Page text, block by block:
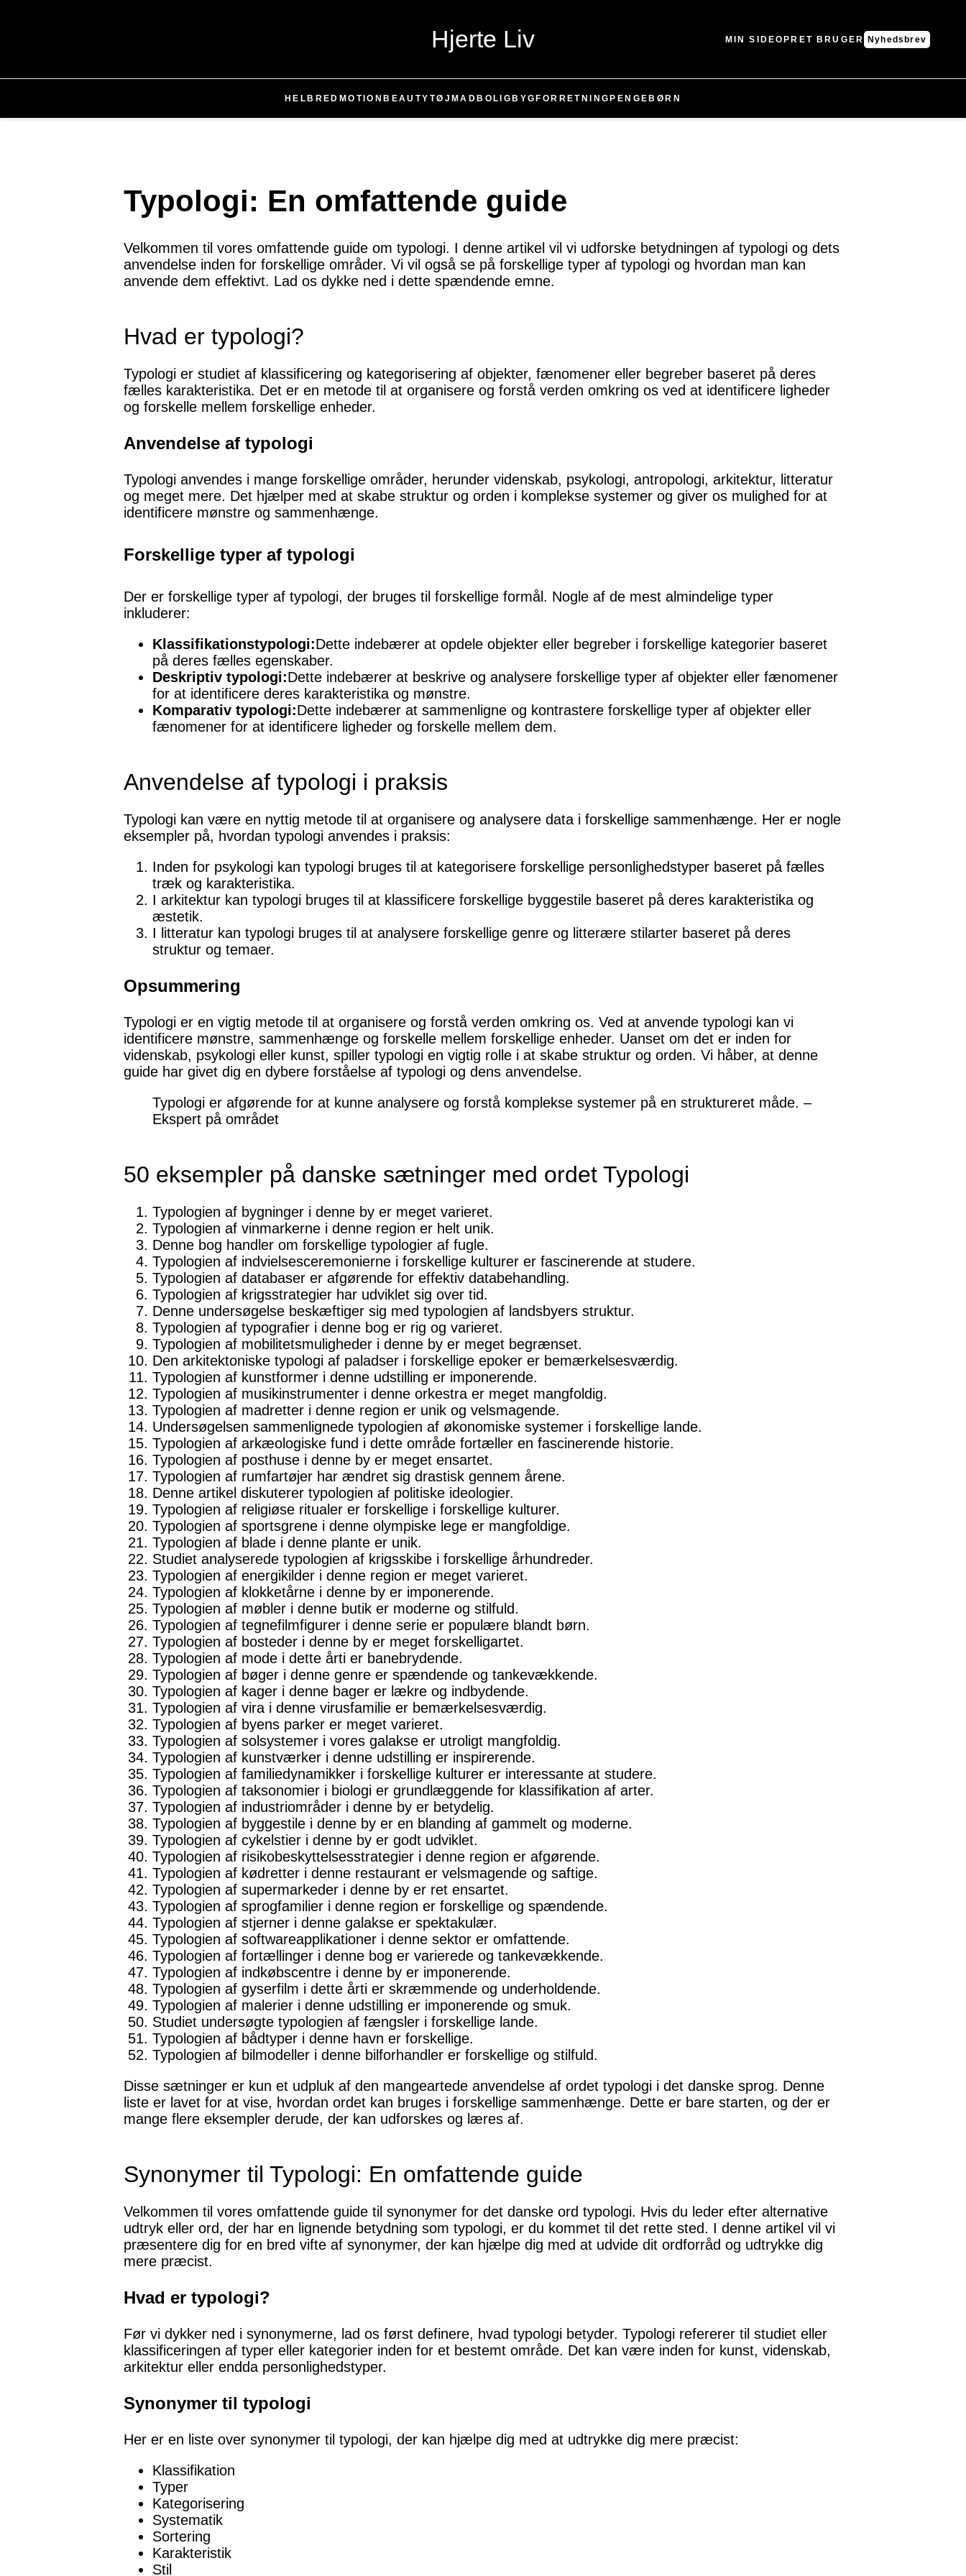
Hjerte Liv MIN SIDEOPRET BRUGER Nyhedsbrev
HELBRED MOTION BEAUTY TØJ MAD BOLIG BYG FORRETNING PENGE BØRN
Typologi: En omfattende guide
Velkommen til vores omfattende guide om typologi. I denne artikel vil vi udforske betydningen af typologi og dets
anvendelse inden for forskellige områder. Vi vil også se på forskellige typer af typologi og hvordan man kan
anvende dem effektivt. Lad os dykke ned i dette spændende emne.
Hvad er typologi?
Typologi er studiet af klassificering og kategorisering af objekter, fænomener eller begreber baseret på deres
fælles karakteristika. Det er en metode til at organisere og forstå verden omkring os ved at identificere ligheder
og forskelle mellem forskellige enheder.
Anvendelse af typologi
Typologi anvendes i mange forskellige områder, herunder videnskab, psykologi, antropologi, arkitektur, litteratur
og meget mere. Det hjælper med at skabe struktur og orden i komplekse systemer og giver os mulighed for at
identificere mønstre og sammenhænge.
Forskellige typer af typologi
Der er forskellige typer af typologi, der bruges til forskellige formål. Nogle af de mest almindelige typer
inkluderer:
Klassifikationstypologi:Dette indebærer at opdele objekter eller begreber i forskellige kategorier baseret
på deres fælles egenskaber.
Deskriptiv typologi:Dette indebærer at beskrive og analysere forskellige typer af objekter eller fænomener
for at identificere deres karakteristika og mønstre.
Komparativ typologi:Dette indebærer at sammenligne og kontrastere forskellige typer af objekter eller
fænomener for at identificere ligheder og forskelle mellem dem.
Anvendelse af typologi i praksis
Typologi kan være en nyttig metode til at organisere og analysere data i forskellige sammenhænge. Her er nogle
eksempler på, hvordan typologi anvendes i praksis:
Inden for psykologi kan typologi bruges til at kategorisere forskellige personlighedstyper baseret på fælles
træk og karakteristika.
I arkitektur kan typologi bruges til at klassificere forskellige byggestile baseret på deres karakteristika og
æstetik.
I litteratur kan typologi bruges til at analysere forskellige genre og litterære stilarter baseret på deres
struktur og temaer.
Opsummering
Typologi er en vigtig metode til at organisere og forstå verden omkring os. Ved at anvende typologi kan vi
identificere mønstre, sammenhænge og forskelle mellem forskellige enheder. Uanset om det er inden for
videnskab, psykologi eller kunst, spiller typologi en vigtig rolle i at skabe struktur og orden. Vi håber, at denne
guide har givet dig en dybere forståelse af typologi og dens anvendelse.
Typologi er afgørende for at kunne analysere og forstå komplekse systemer på en struktureret måde. –
Ekspert på området
50 eksempler på danske sætninger med ordet Typologi
Typologien af ​​bygninger i denne by er meget varieret.
Typologien af ​​vinmarkerne i denne region er helt unik.
Denne bog handler om forskellige typologier af fugle.
Typologien af ​​indvielsesceremonierne i forskellige kulturer er fascinerende at studere.
Typologien af ​​databaser er afgørende for effektiv databehandling.
Typologien af ​​krigsstrategier har udviklet sig over tid.
Denne undersøgelse beskæftiger sig med typologien af ​​landsbyers struktur.
Typologien af ​​typografier i denne bog er rig og varieret.
Typologien af ​​mobilitetsmuligheder i denne by er meget begrænset.
Den arkitektoniske typologi af paladser i forskellige epoker er bemærkelsesværdig.
Typologien af ​​kunstformer i denne udstilling er imponerende.
Typologien af ​​musikinstrumenter i denne orkestra er meget mangfoldig.
Typologien af ​​madretter i denne region er unik og velsmagende.
Undersøgelsen sammenlignede typologien af ​​økonomiske systemer i forskellige lande.
Typologien af ​​arkæologiske fund i dette område fortæller en fascinerende historie.
Typologien af ​​posthuse i denne by er meget ensartet.
Typologien af ​​rumfartøjer har ændret sig drastisk gennem årene.
Denne artikel diskuterer typologien af ​​politiske ideologier.
Typologien af ​​religiøse ritualer er forskellige i forskellige kulturer.
Typologien af ​​sportsgrene i denne olympiske lege er mangfoldige.
Typologien af ​​blade i denne plante er unik.
Studiet analyserede typologien af ​​krigsskibe i forskellige århundreder.
Typologien af ​​energikilder i denne region er meget varieret.
Typologien af ​​klokketårne i denne by er imponerende.
Typologien af ​​møbler i denne butik er moderne og stilfuld.
Typologien af ​​tegnefilmfigurer i denne serie er populære blandt børn.
Typologien af ​​bosteder i denne by er meget forskelligartet.
Typologien af ​​mode i dette årti er banebrydende.
Typologien af ​​bøger i denne genre er spændende og tankevækkende.
Typologien af ​​kager i denne bager er lækre og indbydende.
Typologien af ​​vira i denne virusfamilie er bemærkelsesværdig.
Typologien af ​​byens parker er meget varieret.
Typologien af solsystemer i vores galakse er utroligt mangfoldig.
Typologien af ​​kunstværker i denne udstilling er inspirerende.
Typologien af ​​familiedynamikker i forskellige kulturer er interessante at studere.
Typologien af ​​taksonomier i biologi er grundlæggende for klassifikation af arter.
Typologien af ​​industriområder i denne by er betydelig.
Typologien af ​​byggestile i denne by er en blanding af gammelt og moderne.
Typologien af ​​cykelstier i denne by er godt udviklet.
Typologien af ​​risikobeskyttelsesstrategier i denne region er afgørende.
Typologien af ​​kødretter i denne restaurant er velsmagende og saftige.
Typologien af ​​supermarkeder i denne by er ret ensartet.
Typologien af ​​sprogfamilier i denne region er forskellige og spændende.
Typologien af ​​stjerner i denne galakse er spektakulær.
Typologien af ​​softwareapplikationer i denne sektor er omfattende.
Typologien af ​​fortællinger i denne bog er varierede og tankevækkende.
Typologien af ​​indkøbscentre i denne by er imponerende.
Typologien af ​​gyserfilm i dette årti er skræmmende og underholdende.
Typologien af ​​malerier i denne udstilling er imponerende og smuk.
Studiet undersøgte typologien af ​​fængsler i forskellige lande.
Typologien af ​​bådtyper i denne havn er forskellige.
Typologien af ​​bilmodeller i denne bilforhandler er forskellige og stilfuld.
Disse sætninger er kun et udpluk af den mangeartede anvendelse af ordet typologi i det danske sprog. Denne
liste er lavet for at vise, hvordan ordet kan bruges i forskellige sammenhænge. Dette er bare starten, og der er
mange flere eksempler derude, der kan udforskes og læres af.
Synonymer til Typologi: En omfattende guide
Velkommen til vores omfattende guide til synonymer for det danske ord typologi. Hvis du leder efter alternative
udtryk eller ord, der har en lignende betydning som typologi, er du kommet til det rette sted. I denne artikel vil vi
præsentere dig for en bred vifte af synonymer, der kan hjælpe dig med at udvide dit ordforråd og udtrykke dig
mere præcist.
Hvad er typologi?
Før vi dykker ned i synonymerne, lad os først definere, hvad typologi betyder. Typologi refererer til studiet eller
klassificeringen af typer eller kategorier inden for et bestemt område. Det kan være inden for kunst, videnskab,
arkitektur eller endda personlighedstyper.
Synonymer til typologi
Her er en liste over synonymer til typologi, der kan hjælpe dig med at udtrykke dig mere præcist:
Klassifikation
Typer
Kategorisering
Systematik
Sortering
Karakteristik
Stil